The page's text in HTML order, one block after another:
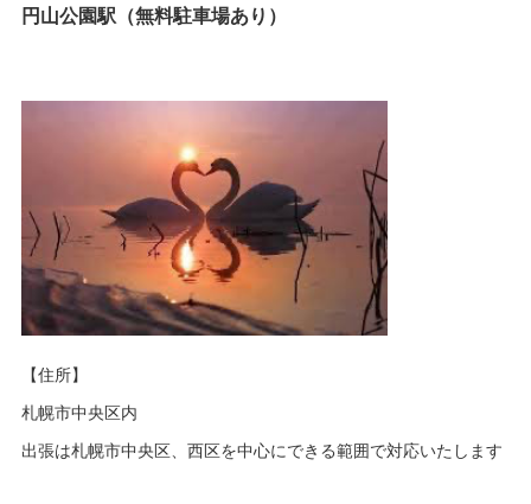
円山公園駅（無料駐車場あり）
【住所】
札幌市中央区内
出張は札幌市中央区、西区を中心にできる範囲で対応いたします